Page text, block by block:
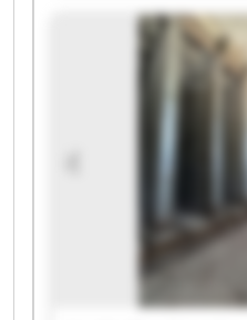
GmbH Huckle
Maschinenbau GmbH
GmbH Huckle
Maschinenbau GmbH
GmbH Huckle
Maschinenbau GmbH
GmbH Huckle
Maschinenbau GmbH
GmbH Huckle
Maschinenbau GmbH